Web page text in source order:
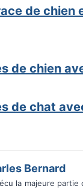
de chien
de chien
de chat
Bernard
la majeure partie